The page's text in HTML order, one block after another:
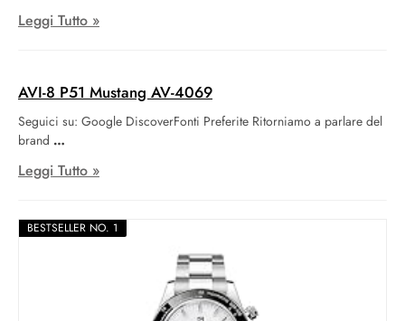
BESTSELLER NO. 1
Leggi Tutto »
AVI-8 P51 Mustang AV-4069
Seguici su: Google DiscoverFonti Preferite Ritorniamo a parlare del
brand
Leggi Tutto »